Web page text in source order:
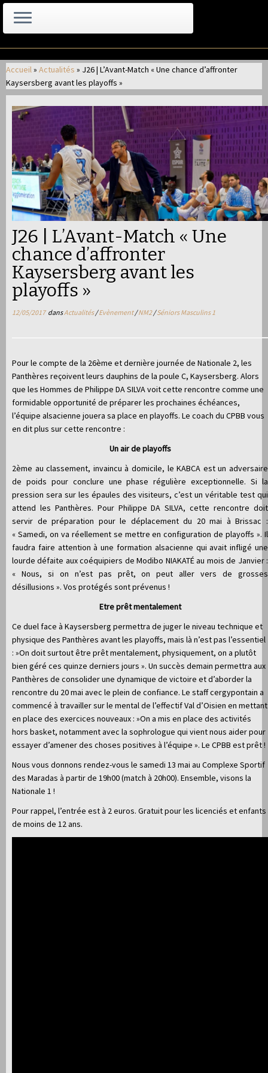
au
contenu
Accueil» Actualités » J26 | L’Avant-Match « Une chance d’affronter
Kaysersberg avant les playoffs »
J26 | L’Avant-Match « Une
chance d’affronter
Kaysersberg avant les
playoffs »
12/05/2017dansActualités/Evènement/NM2/Séniors Masculins 1
Pour le compte de la 26ème et dernière journée de Nationale 2, les
Panthères reçoivent leurs dauphins de la poule C, Kaysersberg. Alors
que les Hommes de Philippe DA SILVA voit cette rencontre comme une
formidable opportunité de préparer les prochaines échéances,
l’équipe alsacienne jouera sa place en playoffs. Le coach du CPBB vous
en dit plus sur cette rencontre :
Un air de playoffs
2ème au classement, invaincu à domicile, le KABCA est un adversaire
de poids pour conclure une phase régulière exceptionnelle.Si la
pression sera sur les épaules des visiteurs, c’est un véritable test qui
attend les Panthères. Pour Philippe DA SILVA, cette rencontre doit
servir de préparation pour le déplacement du 20 mai à Brissac :
« Samedi, on va réellement se mettre en configuration de playoffs ». Il
faudra faire attention à une formation alsacienne qui avait infligé une
lourde défaite aux coéquipiers de Modibo NIAKATÉ au mois de Janvier :
« Nous, si on n’est pas prêt, on peut aller vers de grosses
désillusions ». Vos protégés sont prévenus !
Etre prêt mentalement
Ce duel face à Kaysersberg permettra de juger le niveau technique et
physique des Panthères avant les playoffs, mais là n’est pas l’essentiel
: »On doit surtout être prêt mentalement, physiquement, on a plutôt
bien géré ces quinze derniers jours ». Un succès demain permettra aux
Panthères de consolider une dynamique de victoire et d’aborder la
rencontre du 20 mai avec le plein de confiance. Le staff cergypontain a
commencé à travailler sur le mental de l’effectif Val d’Oisien en mettant
en place des exercices nouveaux : »On a mis en place des activités
hors basket, notamment avec la sophrologue qui vient nous aider pour
essayer d’amener des choses positives à l’équipe ». Le CPBB est prêt !
Nous vous donnons rendez-vous le samedi 13 mai au Complexe Sportif
des Maradas à partir de 19h00 (match à 20h00). Ensemble, visons la
Nationale 1 !
Pour rappel, l’entrée est à 2 euros. Gratuit pour les licenciés et enfants
de moins de 12 ans.